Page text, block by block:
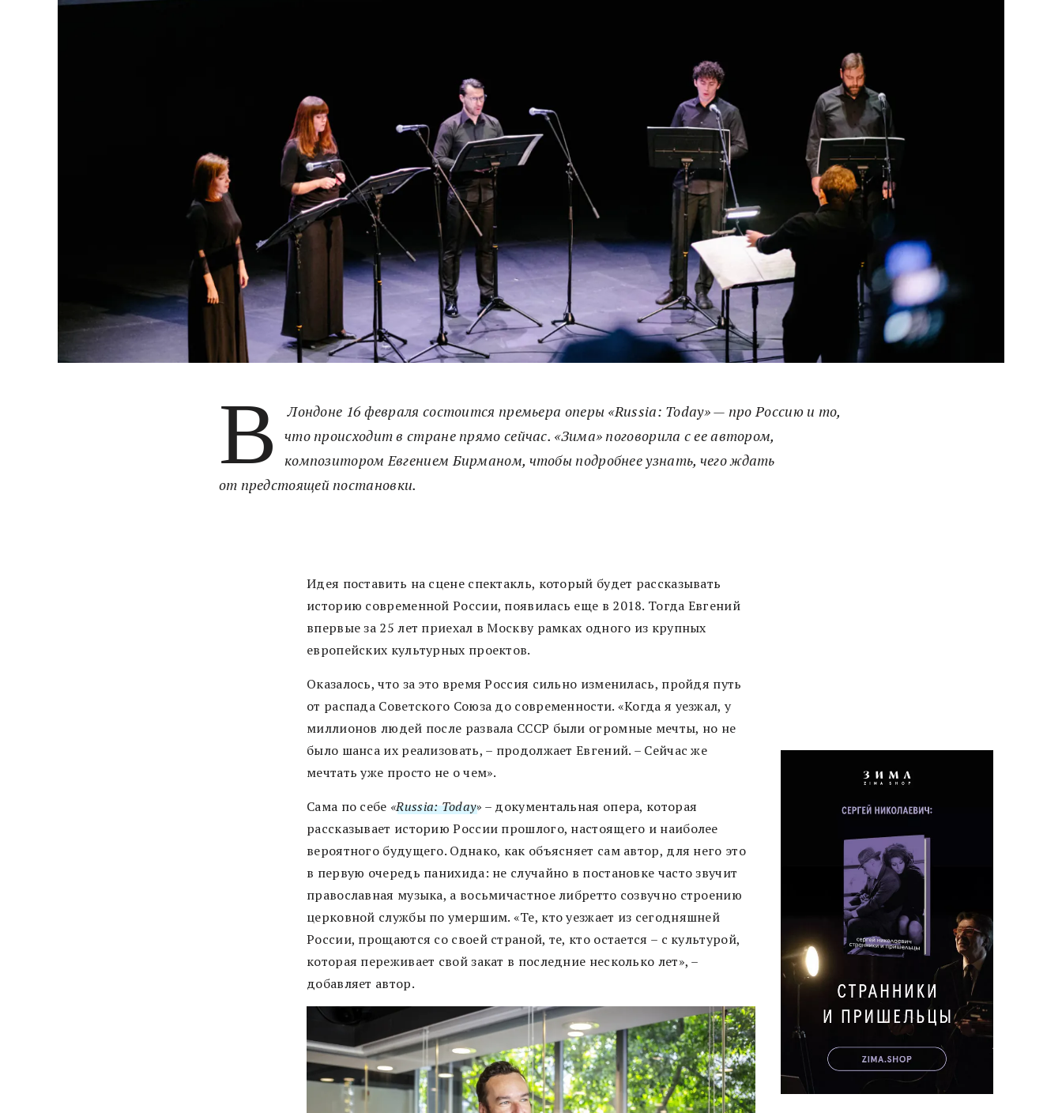
В
Лондоне 16 февраля состоится премьера оперы «Russia: Today» — про Россию и то,
что происходит в стране прямо сейчас. «Зима» поговорила с ее автором,
композитором Евгением Бирманом, чтобы подробнее узнать, чего ждать
от предстоящей постановки.
Идея поставить на сцене спектакль, который будет рассказывать
историю современной России, появилась еще в 2018. Тогда Евгений
впервые за 25 лет приехал в Москву рамках одного из крупных
европейских культурных проектов.
Оказалось, что за это время Россия сильно изменилась, пройдя путь
от распада Советского Союза до современности. «Когда я уезжал, у
миллионов людей после развала СССР были огромные мечты, но не
было шанса их реализовать, – продолжает Евгений. – Сейчас же
мечтать уже просто не о чем».
Сама по себе «Russia: Today» – документальная опера, которая
рассказывает историю России прошлого, настоящего и наиболее
вероятного будущего. Однако, как объясняет сам автор, для него это
в первую очередь панихида: не случайно в постановке часто звучит
православная музыка, а восьмичастное либретто созвучно строению
церковной службы по умершим. «Те, кто уезжает из сегодняшней
России, прощаются со своей страной, те, кто остается ­– с культурой,
которая переживает свой закат в последние несколько лет», –
добавляет автор.